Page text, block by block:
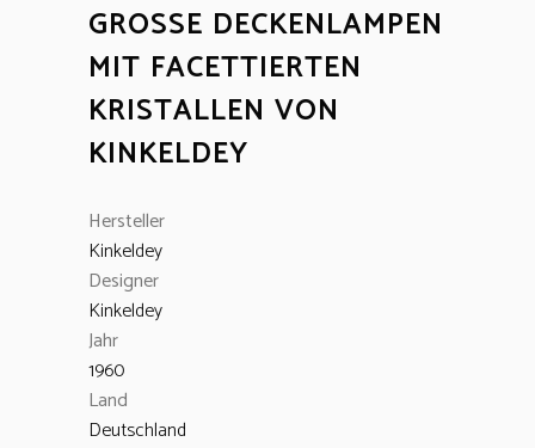
GROSSE DECKENLAMPEN M
IT FACETTIERTEN K
RISTALLEN VON K
INKELDEY
Hersteller
Kinkeldey
Designer
Kinkeldey
Jahr
1960
Land
Deutschland